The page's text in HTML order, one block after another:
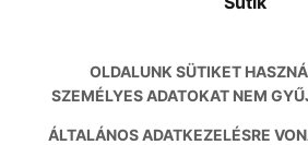
OLDALUNK SÜTIKET
SZEMÉLYES ADATOKAT NEM
ÁLTALÁNOS ADATKEZELÉSRE